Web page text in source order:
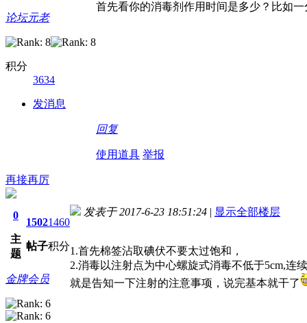
论坛元老
积分
3634
发消息
首先看你的消毒剂作用时间是多少？比如
回复
使用道具 举报
再接再厉
0
主
题
1502
帖子
1460
积分
金牌会员
发表于 2017-6-23 18:51:24 | 显示全部楼层
1.首先棉签沾取碘伏不要太过饱和，
2.消毒以注射点为中心螺旋式消毒不低于5cm,连
就是告知一下注射的注意事项，说完基本就干了